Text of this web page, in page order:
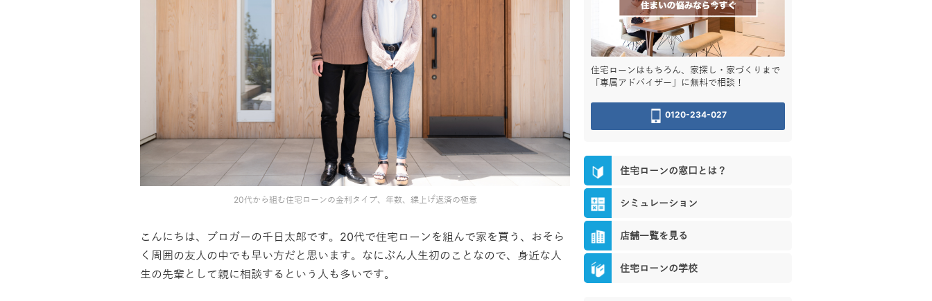
20代から組む住宅ローンの金利タイプ、年数、繰上げ返済の極意
こんにちは、ブロガーの千日太郎です。20代で住宅ローンを組んで家を買う、おそら
く周囲の友人の中でも早い方だと思います。なにぶん人生初のことなので、身近な人
生の先輩として親に相談するという人も多いです。
住宅ローンはもちろん、家探し・家づくりまで
「専属アドバイザー」に無料で相談！
0120-234-027
住宅ローンの窓口とは？
シミュレーション
店舗一覧を見る
住宅ローンの学校